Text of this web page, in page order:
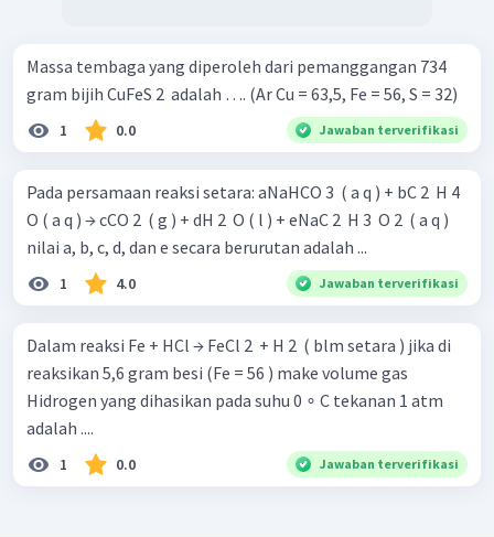
Massa tembaga yang diperoleh dari pemanggangan 734
gram bijih CuFeS 2 ​ adalah …. (Ar Cu = 63,5, Fe = 56, S = 32)
1 0.0 Jawaban terverifikasi
Pada persamaan reaksi setara: aNaHCO 3 ​ ( a q ) + bC 2 ​ H 4 ​
O ( a q ) → cCO 2 ​ ( g ) + dH 2 ​ O ( l ) + eNaC 2 ​ H 3 ​ O 2 ​ ( a q )
nilai a, b, c, d, dan e secara berurutan adalah ...
1 4.0 Jawaban terverifikasi
Dalam reaksi Fe + HCl → FeCl 2 ​ + H 2 ​ ( blm setara ) jika di
reaksikan 5,6 gram besi (Fe = 56 ) make volume gas
Hidrogen yang dihasikan pada suhu 0 ∘ C tekanan 1 atm
adalah ....
1 0.0 Jawaban terverifikasi